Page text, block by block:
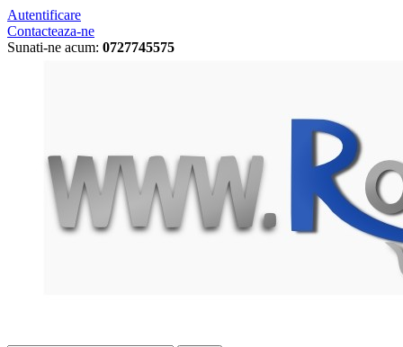
Autentificare
Contacteaza-ne
Sunati-ne acum: 0727745575